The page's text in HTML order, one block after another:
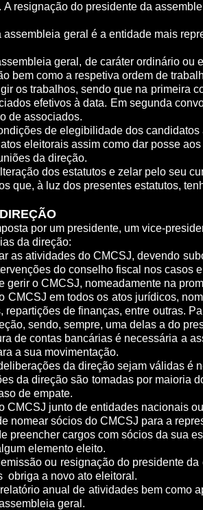
A resignação do presidente da
assembleia geral é a entidade mais
geral, de caráter ordinário
como a respetiva ordem de
os trabalhos, sendo que na primeira
efetivos à data. Em segunda
de associados.
de elegibilidade dos candidatos
eleitorais assim como dar posse
da direção.
dos estatutos e zelar pelo seu
que, à luz dos presentes estatutos,
por um presidente, um vice-
da direção:
as atividades do CMCSJ, devendo
do conselho fiscal nos casos
gerir o CMCSJ, nomeadamente na
CMCSJ em todos os atos jurídicos,
repartições de finanças, entre
sendo, sempre, uma delas a do
de contas bancárias é necessária a
a sua movimentação.
da direção sejam válidas é
da direção são tomadas por
de empate.
junto de entidades nacionais
nomear sócios do CMCSJ para a
preencher cargos com sócios da
elemento eleito.
ou resignação do presidente
a novo ato eleitoral.
anual de atividades bem
geral.